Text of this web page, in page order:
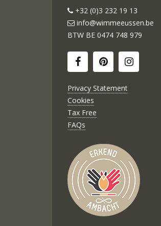
+32 (0)3 232 19 13
info@wimmeeussen.be
BTW BE 0474 748 979
Privacy Statement
Cookies
Tax Free
FAQs